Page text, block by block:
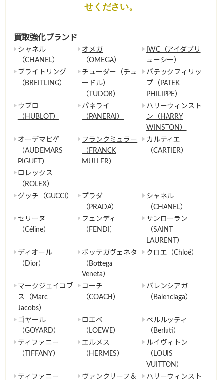
せください。
買取強化ブランド
シャネル
（CHANEL）
オメガ
（OMEGA）
IWC（アイダブリ
ューシー）
ブライトリング
（BREITLING）
チューダー（チュ
ードル）
（TUDOR）
パテックフィリッ
プ（PATEK
PHILIPPE）
ウブロ
（HUBLOT）
パネライ
（PANERAI）
ハリーウィンスト
ン（HARRY
WINSTON）
オーデマピゲ
（AUDEMARS
PIGUET）
フランクミュラー
（FRANCK
MULLER）
カルティエ
（CARTIER）
ロレックス
（ROLEX）
グッチ（GUCCI）
プラダ
（PRADA）
シャネル
（CHANEL）
セリーヌ
（Céline）
フェンディ
（FENDI）
サンローラン
（SAINT
LAURENT）
ディオール
（Dior）
ボッテガヴェネタ
（Bottega
Veneta）
クロエ（Chloé）
マークジェイコブ
ス（Marc
Jacobs）
コーチ
（COACH）
バレンシアガ
（Balenciaga）
ゴヤール
（GOYARD）
ロエベ
（LOEWE）
ベルルッティ
（Berluti）
ティファニー
（TIFFANY）
エルメス
（HERMES）
ルイヴィトン
（LOUIS
VUITTON）
ティファニー
ヴァンクリーフ＆ ハリーウィンスト